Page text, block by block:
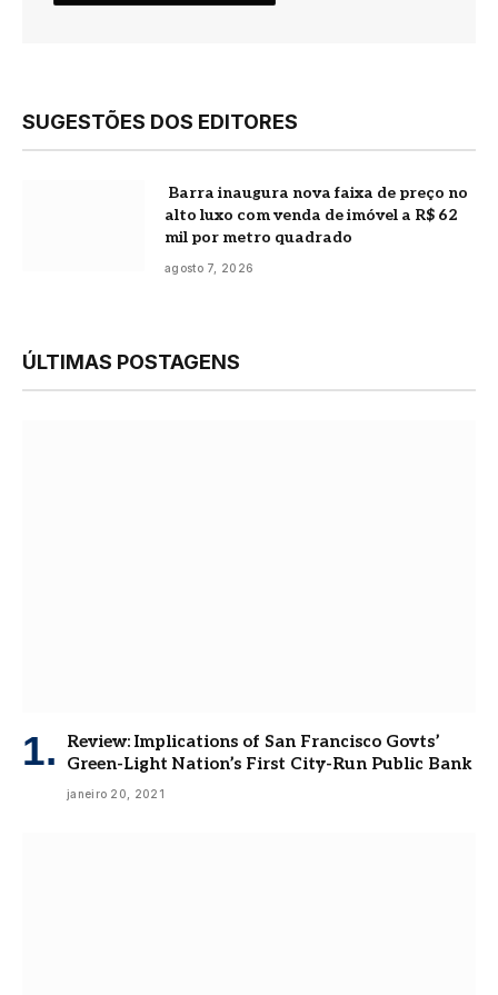
SUGESTÕES DOS EDITORES
Barra inaugura nova faixa de preço no
alto luxo com venda de imóvel a R$ 62
mil por metro quadrado
agosto 7, 2026
ÚLTIMAS POSTAGENS
Review: Implications of San Francisco Govts’
Green-Light Nation’s First City-Run Public Bank
janeiro 20, 2021